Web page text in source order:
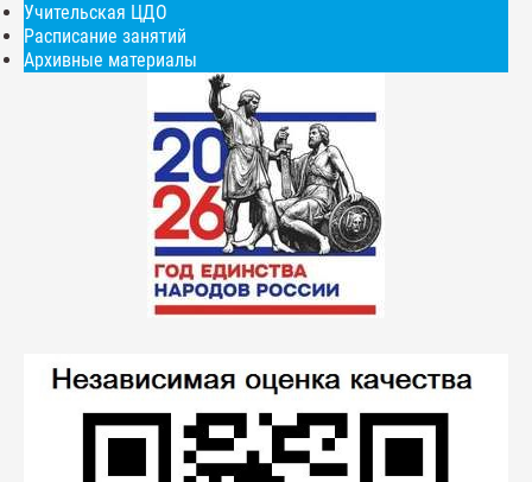
Учительская ЦДО
Расписание занятий
Архивные материалы